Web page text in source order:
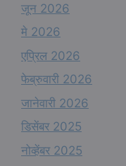
जून 2026
मे 2026
एप्रिल 2026
फेब्रुवारी 2026
जानेवारी 2026
डिसेंबर 2025
नोव्हेंबर 2025